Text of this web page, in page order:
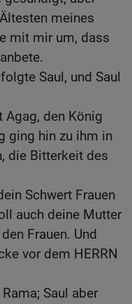
meines
mit mir um, dass
Saul, und Saul
Agag, den König
ging hin zu ihm in
die Bitterkeit des
Schwert Frauen
auch deine Mutter
Frauen. Und
vor dem HERRN
Saul aber